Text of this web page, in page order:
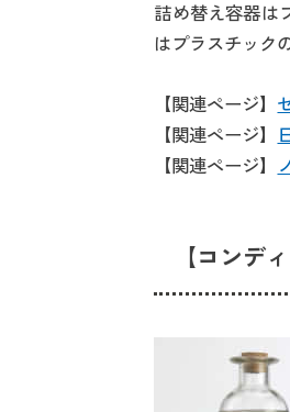
詰め替え容器は
はプラスチック
【関連ページ】
【関連ページ】
【関連ページ】
【コンデ